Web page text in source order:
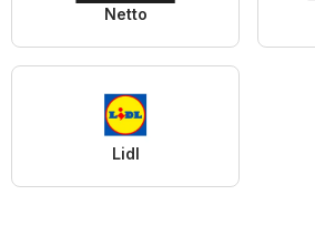
Netto
Lidl